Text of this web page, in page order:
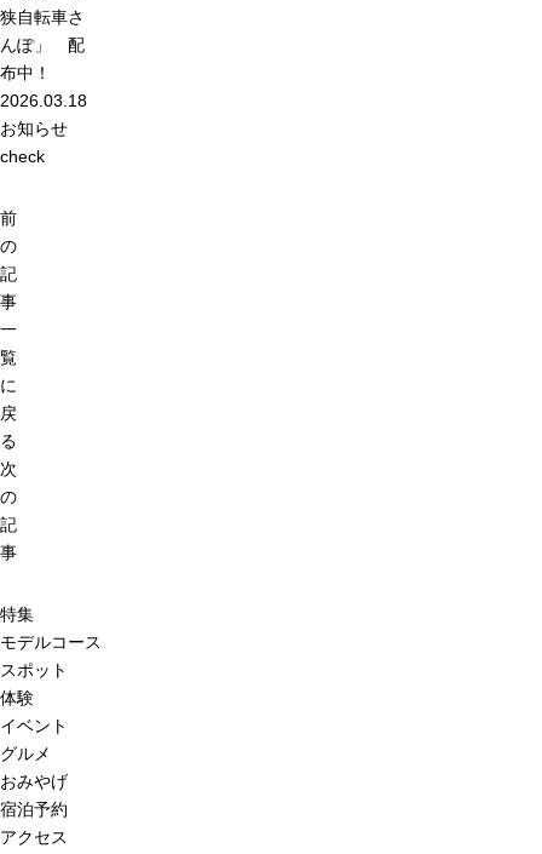
狭自転車さ
んぽ」 配
布中！
2026.03.18
お知らせ
check
前
の
記
事
一
覧
に
戻
る
次
の
記
事
特集
モデルコース
スポット
体験
イベント
グルメ
おみやげ
宿泊予約
アクセス